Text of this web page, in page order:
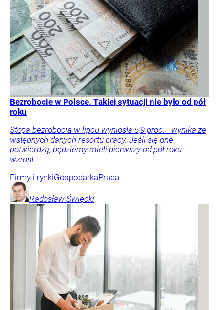
Bezrobocie w Polsce. Takiej sytuacji nie było od pół
roku
Stopa bezrobocia w lipcu wyniosła 5,9 proc. - wynika ze
wstępnych danych resortu pracy. Jeśli się one
potwierdzą, będziemy mieli pierwszy od pół roku
wzrost.
Firmy i rynkiGospodarkaPraca
Radosław Święcki